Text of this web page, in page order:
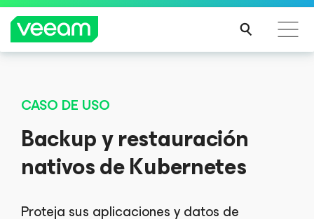
actualización de contenido de CrowdStrike
INFO
CIÓN
CASO DE USO
Backup y restauración
nativos de Kubernetes
Proteja sus aplicaciones y datos de